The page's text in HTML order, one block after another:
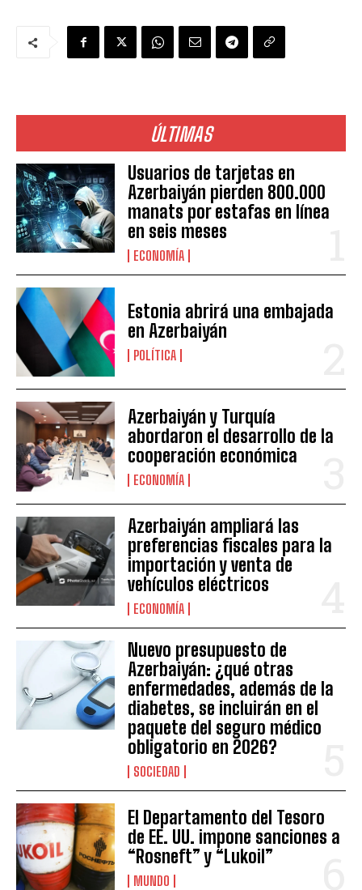
ÚLTIMAS
Usuarios de tarjetas en
Azerbaiyán pierden 800.000
manats por estafas en línea
en seis meses
ECONOMÍA
Estonia abrirá una embajada
en Azerbaiyán
POLÍTICA
Azerbaiyán y Turquía
abordaron el desarrollo de la
cooperación económica
ECONOMÍA
Azerbaiyán ampliará las
preferencias fiscales para la
importación y venta de
vehículos eléctricos
ECONOMÍA
Nuevo presupuesto de
Azerbaiyán: ¿qué otras
enfermedades, además de la
diabetes, se incluirán en el
paquete del seguro médico
obligatorio en 2026?
SOCIEDAD
El Departamento del Tesoro
de EE. UU. impone sanciones a
“Rosneft” y “Lukoil”
MUNDO